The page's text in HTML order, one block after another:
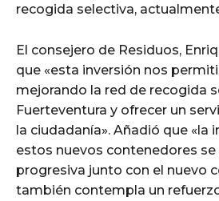
recogida selectiva,
El consejero de Residuos,
que «esta inversión nos
mejorando la red de recogida
Fuerteventura y ofrecer un
la ciudadanía». Añadió que «la
estos nuevos contenedores
progresiva junto con el nuevo
también contempla un